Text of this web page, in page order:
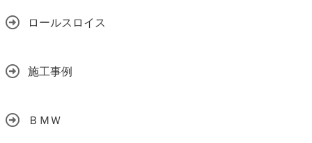
ロールスロイス
施工事例
ＢＭＷ